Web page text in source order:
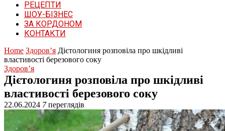
РЕЦЕПТИ
ШОУ-БІЗНЕС
ЗА КОРДОНОМ
КОНТАКТИ
Home Здоров’я Дієтологиня розповіла про шкідливі
властивості березового соку
Здоров’я
Дієтологиня розповіла про шкідливі
властивості березового соку
22.06.2024 7переглядів